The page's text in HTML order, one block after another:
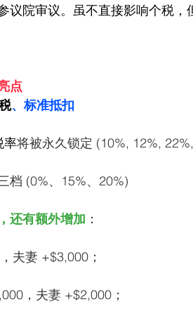
议院审议。虽不直接影响个税
点
、标准抵扣
率将被永久锁定 (10%, 12%,
档 (0%、15%、20%)
还有额外增加 ：
夫妻 +$3,000；
，夫妻 +$2,000；